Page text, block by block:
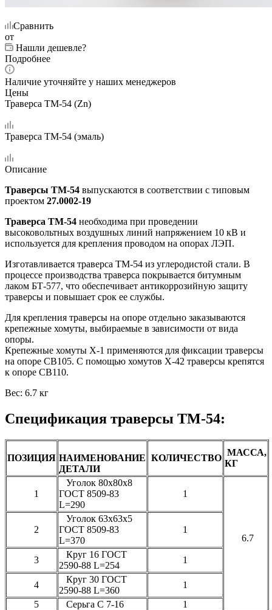
Сравнить
от
Нашли дешевле?
Подробнее
Наличие уточняйте у наших менеджеров
Цены
Траверса ТМ-54 (Zn)
Траверса ТМ-54 (эмаль)
Описание
Траверсы ТМ-54 выпускаются в соответствии с типовым
проектом 27.0002-19
Траверса ТМ-54 необходима при проведении
высоковольтных воздушных линий напряжением 10 кВ и
используется для крепления проводом на опорах ЛЭП.
Изготавливается траверса ТМ-54 из углеродистой стали. В
процессе производства траверса покрывается битумным
лаком БТ-577, что обеспечивает антикоррозийную защиту
траверсы и повышает срок ее службы.
Для крепления траверсы на опоре отдельно заказываются
крепежные хомуты, выбираемые в зависимости от вида
опоры.
Крепежные хомуты Х-1 применяются для фиксации траверсы
на опоре СВ105. С помощью хомутов Х-42 траверсы крепятся
к опоре СВ110.
Вес: 6.7 кг
Спецификация траверсы ТМ-54:
ПОЗИЦИЯ НАИМЕНОВАНИЕ
ДЕТАЛИ
КОЛИЧЕСТВО
МАССА,
КГ
1
Уголок 80х80х8
ГОСТ 8509-83
L=290
1
6.7
2
Уголок 63х63х5
ГОСТ 8509-83
L=370
1
3
Круг 16 ГОСТ
2590-88 L=254
1
4
Круг 30 ГОСТ
2590-88 L=360
1
5
Cерьга С 7-16 1